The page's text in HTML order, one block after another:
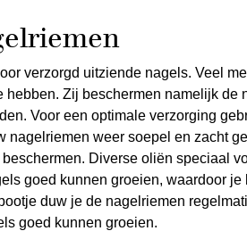
verzorgd uitziende nagels. Veel
Zij beschermen namelijk de
Voor een optimale verzorging
nagelriemen weer soepel en zacht
Diverse oliën speciaal
goed kunnen groeien, waardoor je
duw je de nagelriemen
goed kunnen groeien.